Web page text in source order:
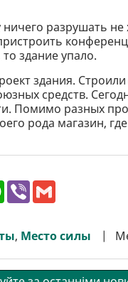
разрушать
здание упало.
здания.
средств.
Помимо разных
рода магазин,
W
h
s
A
V
r l
, Место силы